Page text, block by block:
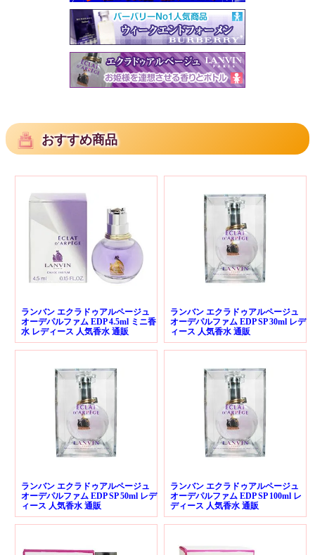
おすすめ商品
ランバン エクラドゥアルページュ
オーデパルファム EDP 4.5ml ミニ香
水 レディース 人気香水 通販
ランバン エクラドゥアルページュ
オーデパルファム EDP SP 30ml レデ
ィース 人気香水 通販
ランバン エクラドゥアルページュ
オーデパルファム EDP SP 50ml レデ
ィース 人気香水 通販
ランバン エクラドゥアルページュ
オーデパルファム EDP SP 100ml レ
ディース 人気香水 通販